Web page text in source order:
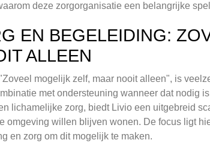
deze zorgorganisatie een belangrijke
EN BEGELEIDING:
ALLEEN
mogelijk zelf, maar nooit alleen", is
met ondersteuning wanneer dat nodig
lichamelijke zorg, biedt Livio een uitgebreid
omgeving willen blijven wonen. De focus ligt
en zorg om dit mogelijk te maken.